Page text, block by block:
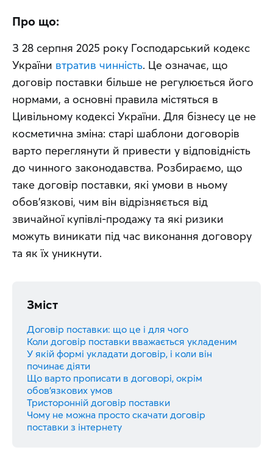
Про що:
З 28 серпня 2025 року Господарський кодекс
України втратив чинність. Це означає, що
договір поставки більше не регулюється його
нормами, а основні правила містяться в
Цивільному кодексі України. Для бізнесу це не
косметична зміна: старі шаблони договорів
варто переглянути й привести у відповідність
до чинного законодавства. Розбираємо, що
таке договір поставки, які умови в ньому
обов'язкові, чим він відрізняється від
звичайної купівлі-продажу та які ризики
можуть виникати під час виконання договору
та як їх уникнути.
Зміст
Договір поставки: що це і для чого
Коли договір поставки вважається укладеним
У якій формі укладати договір, і коли він
починає діяти
Що варто прописати в договорі, окрім
обов’язкових умов
Тристоронній договір поставки
Чому не можна просто скачати договір
поставки з інтернету